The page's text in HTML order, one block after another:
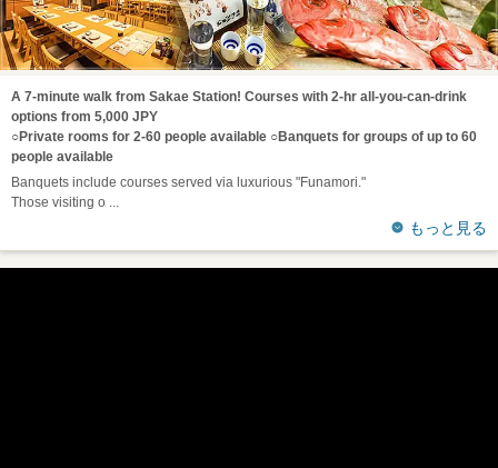
A 7-minute walk from Sakae Station! Courses with 2-hr all-you-can-drink
options from 5,000 JPY
○Private rooms for 2-60 people available ○Banquets for groups of up to 60
people available
Banquets include courses served via luxurious "Funamori."
Those visiting o
もっと見る